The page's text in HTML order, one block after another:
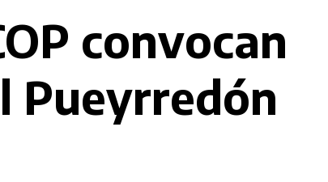
convocan
Pueyrredón